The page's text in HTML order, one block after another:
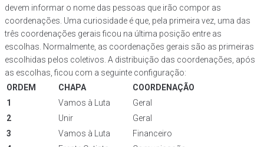
devem informar o nome das pessoas que irão compor as
coordenações. Uma curiosidade é que, pela primeira vez, uma das
três coordenações gerais ficou na última posição entre as
escolhas. Normalmente, as coordenações gerais são as primeiras
escolhidas pelos coletivos. A distribuição das coordenações, após
as escolhas, ficou com a seguinte configuração:
ORDEM
CHAPA
COORDENAÇÃO
1
Vamos à Luta
Geral
2
Unir
Geral
3
Vamos à Luta
Financeiro